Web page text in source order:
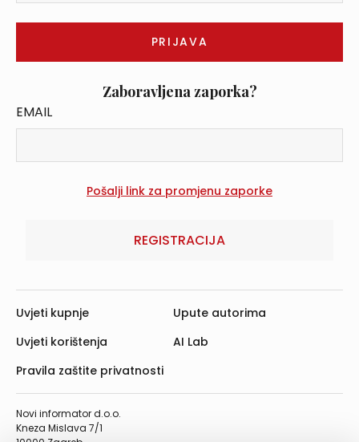
Zaboravljena zaporka?
EMAIL
REGISTRACIJA
Novi informator d.o.o.
Kneza Mislava 7/1
Uvjeti kupnje
Uvjeti korištenja
Pravila zaštite privatnosti
Upute autorima
AI Lab